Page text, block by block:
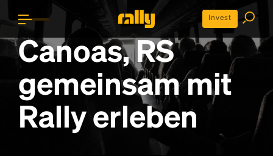
Invest
Canoas, RS
gemeinsam mit
Rally erleben